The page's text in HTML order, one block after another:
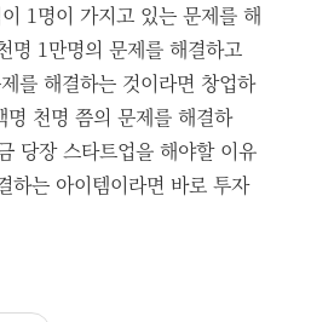
1명이 가지고 있는 문제를 해
명 1만명의 문제를 해결하고
를 해결하는 것이라면 창업하
천명 쯤의 문제를 해결하
당장 스타트업을 해야할 이유
하는 아이템이라면 바로 투자